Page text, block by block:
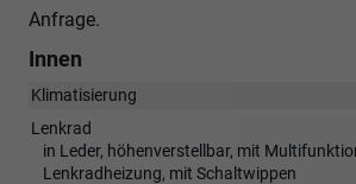
Anfrage.
Innen
Klimatisierung
Lenkrad
in Leder, höhenverstellbar, mit
Lenkradheizung, mit Schaltwippen